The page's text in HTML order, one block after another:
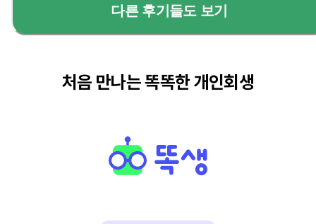
다른 후기들도 보기
처음 만나는 똑똑한 개인회생